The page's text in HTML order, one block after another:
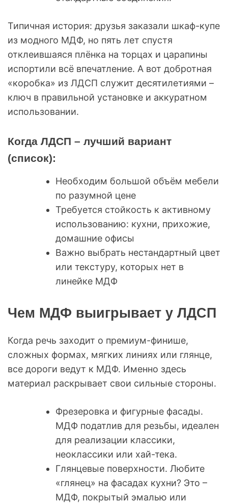
Типичная история: друзья заказали шкаф-купе
из модного МДФ, но пять лет спустя
отклеившаяся плёнка на торцах и царапины
испортили всё впечатление. А вот добротная
«коробка» из ЛДСП служит десятилетиями –
ключ в правильной установке и аккуратном
использовании.
Когда ЛДСП – лучший вариант
(список):
Необходим большой объём мебели
по разумной цене
Требуется стойкость к активному
использованию: кухни, прихожие,
домашние офисы
Важно выбрать нестандартный цвет
или текстуру, которых нет в
линейке МДФ
Чем МДФ выигрывает у ЛДСП
Когда речь заходит о премиум-финише,
сложных формах, мягких линиях или глянце,
все дороги ведут к МДФ. Именно здесь
материал раскрывает свои сильные стороны.
Фрезеровка и фигурные фасады.
МДФ податлив для резьбы, идеален
для реализации классики,
неоклассики или хай-тека.
Глянцевые поверхности. Любите
«глянец» на фасадах кухни? Это –
МДФ, покрытый эмалью или